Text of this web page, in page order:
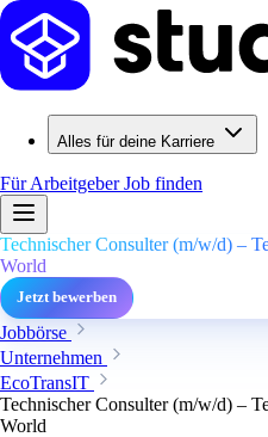
Alles für deine Karriere
Für ArbeitgeberJob finden
Technischer Consulter (m/w/d) –
World
Jetzt bewerben
Jobbörse
Unternehmen
EcoTransIT
Technischer Consulter (m/w/d) –
World